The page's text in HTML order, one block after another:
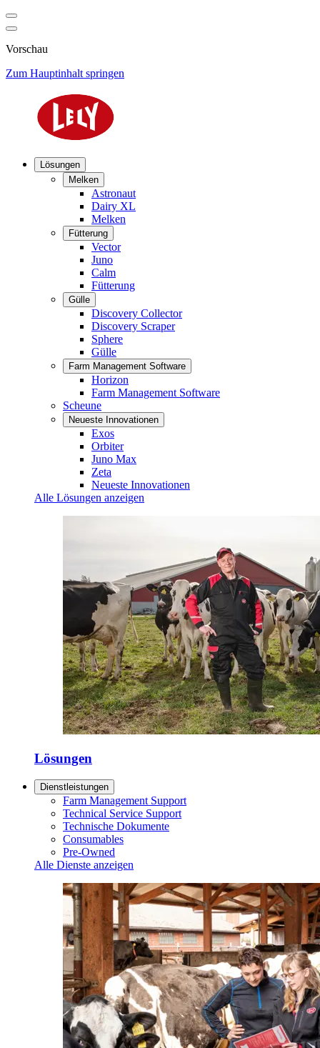
Vorschau
Zum Hauptinhalt springen
Lösungen
Melken
Astronaut
Dairy XL
Melken
Fütterung
Vector
Juno
Calm
Fütterung
Gülle
Discovery Collector
Discovery Scraper
Sphere
Gülle
Farm Management Software
Horizon
Farm Management Software
Scheune
Neueste Innovationen
Exos
Orbiter
Juno Max
Zeta
Neueste Innovationen
Alle Lösungen anzeigen
Lösungen
Dienstleistungen
Farm Management Support
Technical Service Support
Technische Dokumente
Consumables
Pre-Owned
Alle Dienste anzeigen